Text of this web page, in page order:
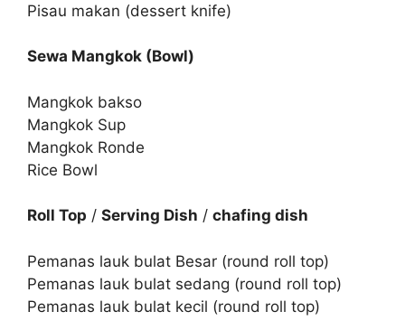
Pisau makan (dessert knife)
Sewa Mangkok (Bowl)
Mangkok bakso
Mangkok Sup
Mangkok Ronde
Rice Bowl
Roll Top / Serving Dish / chafing dish
Pemanas lauk bulat Besar (round roll top)
Pemanas lauk bulat sedang (round roll top)
Pemanas lauk bulat kecil (round roll top)